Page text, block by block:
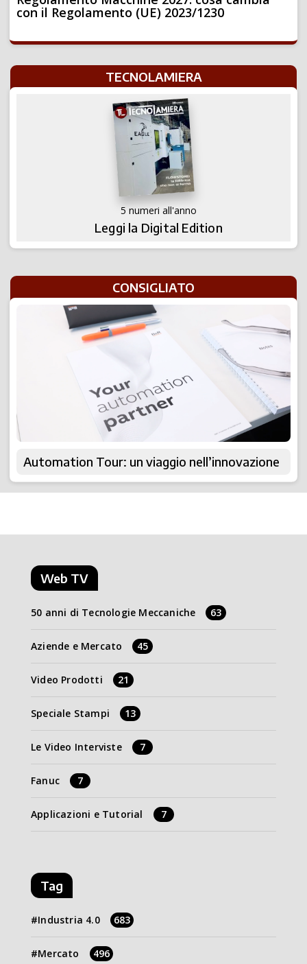
con il Regolamento (UE) 2023/1230
TECNOLAMIERA
5 numeri all'anno
Leggi la Digital Edition
CONSIGLIATO
Automation Tour: un viaggio nell’innovazione
Web TV
50 anni di Tecnologie Meccaniche 63
Aziende e Mercato 45
Video Prodotti 21
Speciale Stampi 13
Le Video Interviste 7
Fanuc 7
Applicazioni e Tutorial 7
Tag
Industria 4.0 683
Mercato 496